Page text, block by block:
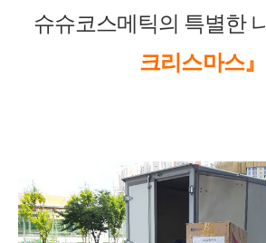
슈슈코스메틱의 특별한
크리스마스』